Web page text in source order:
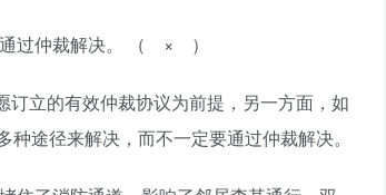
通过仲裁解决。 （ × ）
立的有效仲裁协议为前提，另一方面，如
途径来解决，而不一定要通过仲裁解决。